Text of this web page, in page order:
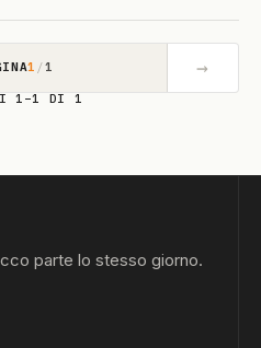
1 /1 →
1–1 DI 1
parte lo stesso giorno.